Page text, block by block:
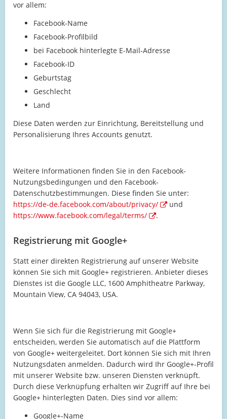
vor allem:
Facebook-Name
Facebook-Profilbild
bei Facebook hinterlegte E-Mail-Adresse
Facebook-ID
Geburtstag
Geschlecht
Land
Diese Daten werden zur Einrichtung, Bereitstellung und
Personalisierung Ihres Accounts genutzt.
Weitere Informationen finden Sie in den Facebook-
Nutzungsbedingungen und den Facebook-
Datenschutzbestimmungen. Diese finden Sie unter:
https://de-de.facebook.com/about/privacy/
und
https://www.facebook.com/legal/terms/
.
Registrierung mit Google+
Statt einer direkten Registrierung auf unserer Website
können Sie sich mit Google+ registrieren. Anbieter dieses
Dienstes ist die Google LLC, 1600 Amphitheatre Parkway,
Mountain View, CA 94043, USA.
Wenn Sie sich für die Registrierung mit Google+
entscheiden, werden Sie automatisch auf die Plattform
von Google+ weitergeleitet. Dort können Sie sich mit Ihren
Nutzungsdaten anmelden. Dadurch wird Ihr Google+-Profil
mit unserer Website bzw. unseren Diensten verknüpft.
Durch diese Verknüpfung erhalten wir Zugriff auf Ihre bei
Google+ hinterlegten Daten. Dies sind vor allem:
Google+-Name